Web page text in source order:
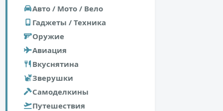
Авто / Мото / Вело
Гаджеты / Техника
Оружие
Авиация
Вкуснятина
Зверушки
Самоделкины
Путешествия